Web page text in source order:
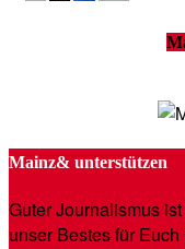
Mainz& unterstützen
Guter Journalismus
unser Bestes für